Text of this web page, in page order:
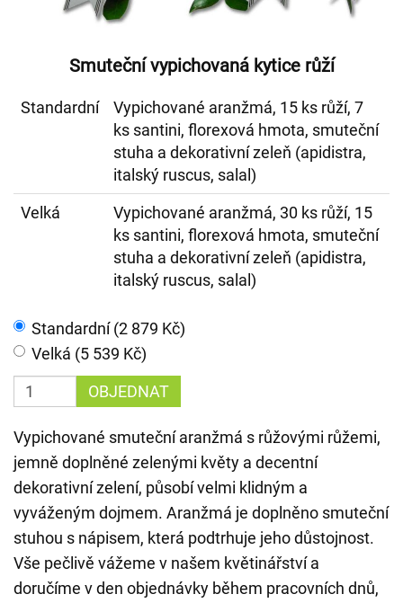
Smuteční vypichovaná kytice růží
Standardní
Vypichované aranžmá, 15 ks růží, 7
ks santini, florexová hmota, smuteční
stuha a dekorativní zeleň (apidistra,
italský ruscus, salal)
Velká
Vypichované aranžmá, 30 ks růží, 15
ks santini, florexová hmota, smuteční
stuha a dekorativní zeleň (apidistra,
italský ruscus, salal)
Standardní (2 879 Kč)
Velká (5 539 Kč)
OBJEDNAT
Vypichované smuteční aranžmá s růžovými růžemi,
jemně doplněné zelenými květy a decentní
dekorativní zelení, působí velmi klidným a
vyváženým dojmem. Aranžmá je doplněno smuteční
stuhou s nápisem, která podtrhuje jeho důstojnost.
Vše pečlivě vážeme v našem květinářství a
doručíme v den objednávky během pracovních dnů,